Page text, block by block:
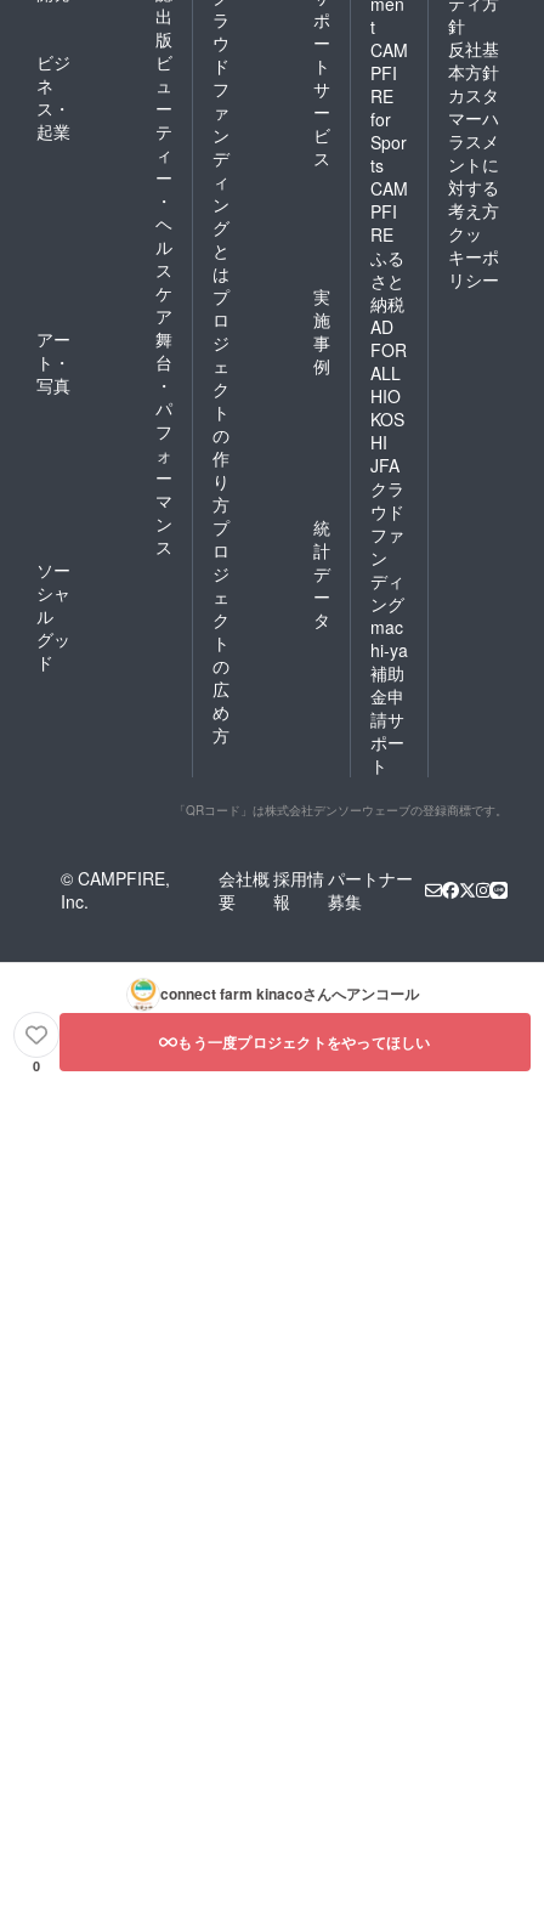
出
版
ビジ
ネ
ス・
起業
ビ
ュ
ー
テ
ィ
ー
・
ヘ
ル
ス
ケ
ア
アー
ト・
写真
舞
台
・
パ
フ
ォ
ー
マ
ン
ス
ソー
シャ
ル
グッ
ド
ラ
ウ
ド
フ
ァ
ン
デ
ィ
ン
グ
と
は
ポ
ー
ト
サ
ー
ビ
ス
プ
ロ
ジ
ェ
ク
ト
の
作
り
方
実
施
事
例
プ
ロ
ジ
ェ
ク
ト
の
広
め
方
統
計
デ
ー
タ
t
CAM
PFI
RE
for
Spor
ts
CAM
PFI
RE
ふる
さと
納税
AD
FOR
ALL
HIO
KOS
HI
JFA
クラ
ウド
ファ
ン
ディ
ング
mac
hi-ya
補助
金申
請サ
ポー
ト
針
反社基
本方針
カスタ
マーハ
ラスメ
ントに
対する
考え方
クッ
キーポ
リシー
「QRコード」は株式会社デンソーウェーブの登録商標です。
© CAMPFIRE,
Inc.
会社概
要
採用情
報
パートナー
募集
connect farm kinacoさんへアンコール
0
もう一度プロジェクトをやってほしい